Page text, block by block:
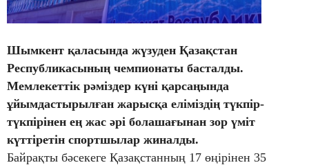
Шымкент қаласында жүзуден Қазақстан
Республикасының чемпионаты басталды.
Мемлекеттік рәміздер күні қарсаңында
ұйымдастырылған жарысқа еліміздің түкпір-
түкпірінен ең жас әрі болашағынан зор үміт
күттіретін спортшылар жиналды.
Байрақты бәсекеге Қазақстанның 17 өңірінен 35